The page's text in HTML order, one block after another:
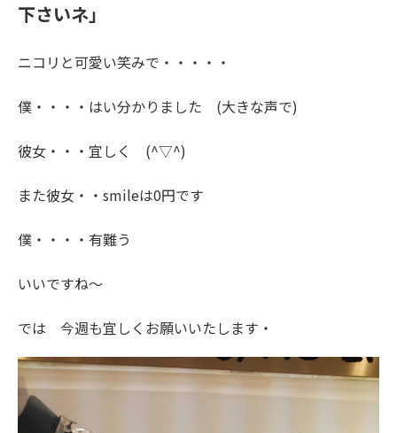
下さいネ」
ニコリと可愛い笑みで・・・・・
僕・・・・はい分かりました (大きな声で)
彼女・・・宜しく (^▽^)
また彼女・・smileは0円です
僕・・・・有難う
いいですね～
では 今週も宜しくお願いいたします・